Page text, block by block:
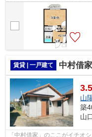
となら、地域に密着した当社
賃貸 | 一戸建て 中村借家
山
築
山
「中村借家」のここがイチオ